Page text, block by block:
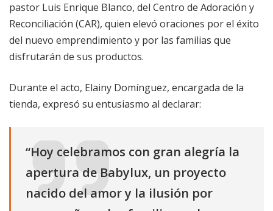
pastor Luis Enrique Blanco, del Centro de Adoración y
Reconciliación (CAR), quien elevó oraciones por el éxito
del nuevo emprendimiento y por las familias que
disfrutarán de sus productos.
Durante el acto, Elainy Domínguez, encargada de la
tienda, expresó su entusiasmo al declarar:
“Hoy celebramos con gran alegría la
apertura de Babylux, un proyecto
nacido del amor y la ilusión por